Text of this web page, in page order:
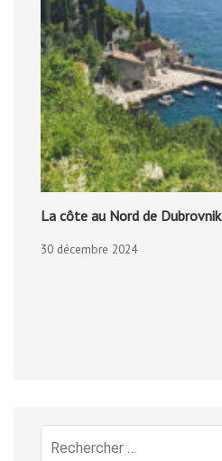
La côte au Nord de Dubrovnik
30 décembre 2024
Recherche